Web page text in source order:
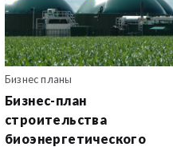
Бизнес планы
Бизнес-план
строительства
биоэнергетического